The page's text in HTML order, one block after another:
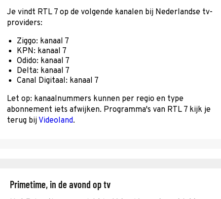
Je vindt RTL 7 op de volgende kanalen bij Nederlandse tv-
providers:
Ziggo: kanaal 7
KPN: kanaal 7
Odido: kanaal 7
Delta: kanaal 7
Canal Digitaal: kanaal 7
Let op: kanaalnummers kunnen per regio en type
abonnement iets afwijken. Programma's van RTL 7 kijk je
terug bij Videoland.
Primetime, in de avond op tv